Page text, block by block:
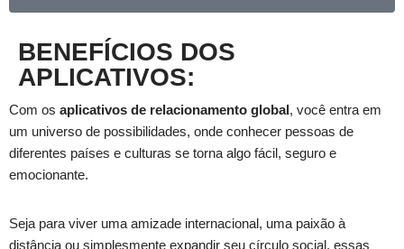
BENEFÍCIOS DOS
APLICATIVOS:
Com os aplicativos de relacionamento global, você entra em
um universo de possibilidades, onde conhecer pessoas de
diferentes países e culturas se torna algo fácil, seguro e
emocionante.
Seja para viver uma amizade internacional, uma paixão à
distância ou simplesmente expandir seu círculo social, essas